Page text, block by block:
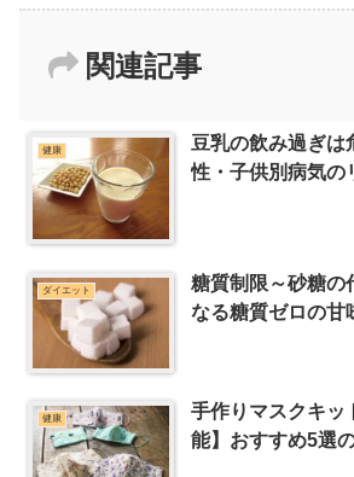
関連記事
健康
豆乳の飲み過ぎは
性・子供別病気の
ダイエット
糖質制限～砂糖の
なる糖質ゼロの甘
健康
手作りマスクキッ
能】おすすめ5選